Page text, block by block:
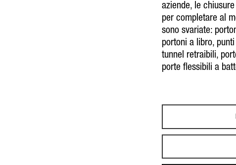
aziende, le
per completare al
sono svariate:
portoni a libro,
tunnel retraibili,
porte flessibili a